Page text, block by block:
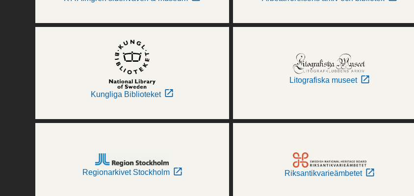
Kungliga Biblioteket
Litografiska museet
Regionarkivet Stockholm Riksantikvarieämbetet